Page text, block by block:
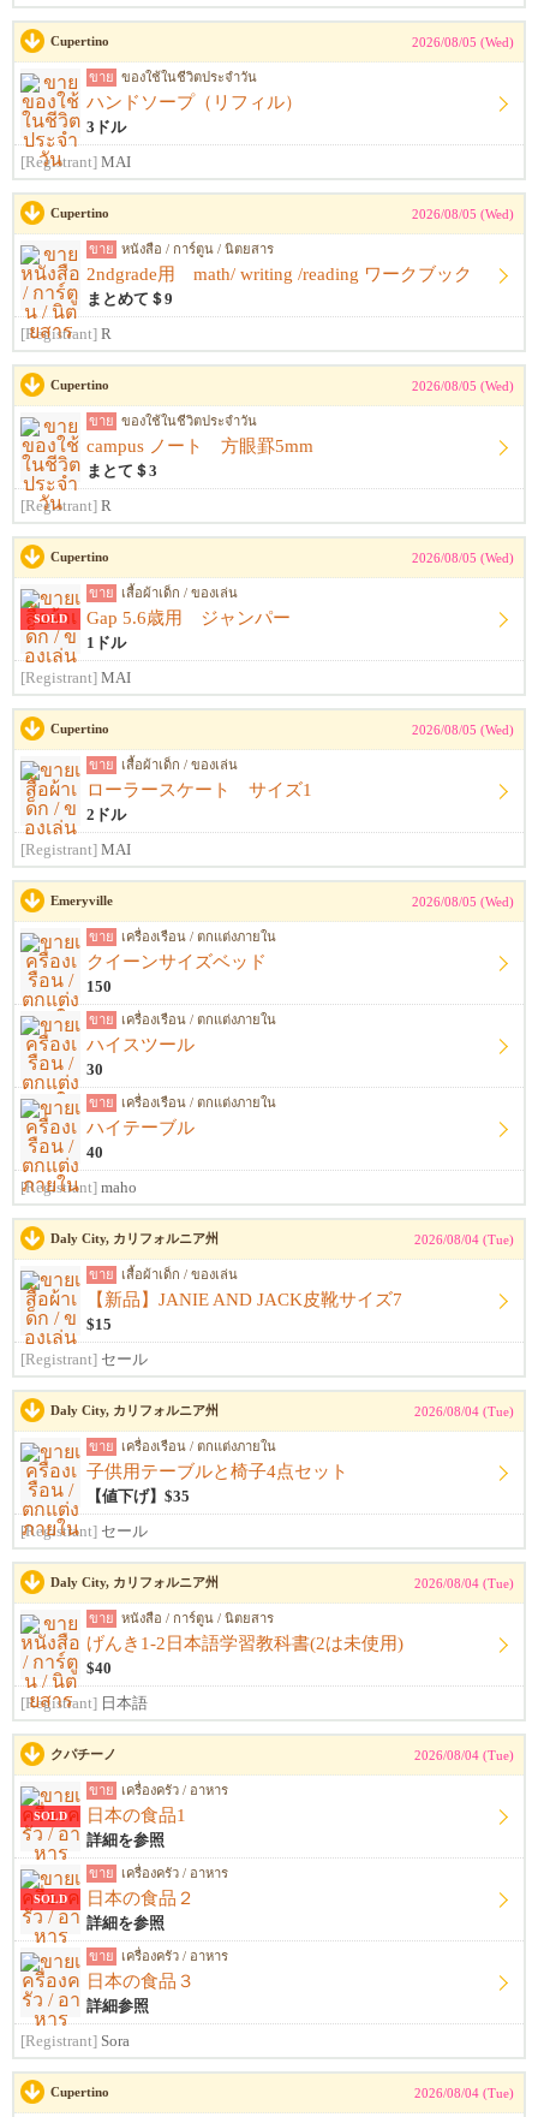
Cupertino 2026/08/05 (Wed)
ขาย ของใช้ในชีวิตประจำวัน
ハンドソープ（リフィル）
3ドル
[Registrant] MAI
Cupertino 2026/08/05 (Wed)
ขาย หนังสือ / การ์ตูน / นิตยสาร
2ndgrade用 math/ writing /reading ワークブック
まとめて＄9
[Registrant] R
Cupertino 2026/08/05 (Wed)
ขาย ของใช้ในชีวิตประจำวัน
campus ノート 方眼罫5mm
まとて＄3
[Registrant] R
Cupertino 2026/08/05 (Wed)
SOLD
ขาย เสื้อผ้าเด็ก / ของเล่น
Gap 5.6歳用 ジャンパー
1ドル
[Registrant] MAI
Cupertino 2026/08/05 (Wed)
ขาย เสื้อผ้าเด็ก / ของเล่น
ローラースケート サイズ1
2ドル
[Registrant] MAI
Emeryville 2026/08/05 (Wed)
ขาย เครื่องเรือน / ตกแต่งภายใน
クイーンサイズベッド
150
ขาย เครื่องเรือน / ตกแต่งภายใน
ハイスツール
30
ขาย เครื่องเรือน / ตกแต่งภายใน
ハイテーブル
40
[Registrant] maho
Daly City, カリフォルニア州 2026/08/04 (Tue)
ขาย เสื้อผ้าเด็ก / ของเล่น
【新品】JANIE AND JACK皮靴サイズ7
$15
[Registrant] セール
Daly City, カリフォルニア州 2026/08/04 (Tue)
ขาย เครื่องเรือน / ตกแต่งภายใน
子供用テーブルと椅子4点セット
【値下げ】$35
[Registrant] セール
Daly City, カリフォルニア州 2026/08/04 (Tue)
ขาย หนังสือ / การ์ตูน / นิตยสาร
げんき1-2日本語学習教科書(2は未使用)
$40
[Registrant] 日本語
クパチーノ 2026/08/04 (Tue)
SOLD
ขาย เครื่องครัว / อาหาร
日本の食品1
詳細を参照
SOLD
ขาย เครื่องครัว / อาหาร
日本の食品２
詳細を参照
ขาย เครื่องครัว / อาหาร
日本の食品３
詳細参照
[Registrant] Sora
Cupertino 2026/08/04 (Tue)